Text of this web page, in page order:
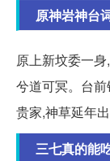
原神岩神台
原上新坟委一
兮道可冥。台
贵家,神草延年
三七真的能